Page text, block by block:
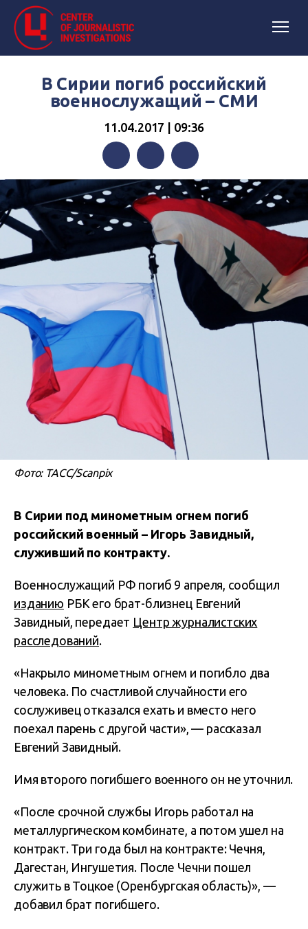
В Сирии погиб российский
военнослужащий – СМИ
11.04.2017 | 09:36
FacebookTwitterTelegram
Фото: ТАСС/Scanpix
В Сирии под минометным огнем погиб
российский военный – Игорь Завидный,
служивший по контракту.
Военнослужащий РФ погиб 9 апреля, сообщил
изданию РБК его брат-близнец Евгений
Завидный, передает Центр журналистских
расследований.
«Накрыло минометным огнем и погибло два
человека. По счастливой случайности его
сослуживец отказался ехать и вместо него
поехал парень с другой части», — рассказал
Евгений Завидный.
Имя второго погибшего военного он не уточнил.
«После срочной службы Игорь работал на
металлургическом комбинате, а потом ушел на
контракт. Три года был на контракте: Чечня,
Дагестан, Ингушетия. После Чечни пошел
служить в Тоцкое (Оренбургская область)», —
добавил брат погибшего.